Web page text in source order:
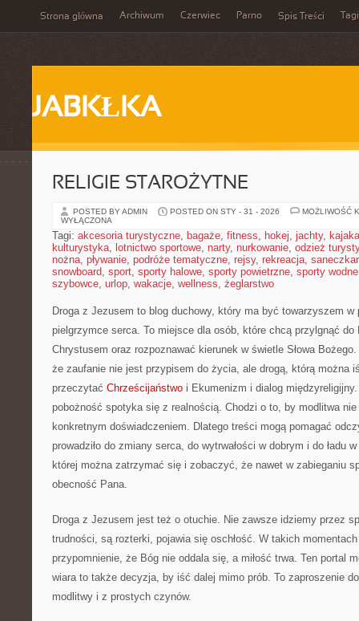
Strona główna Archiwum Czerwiec Parno Spis Treści Tagi
JABKŁKA
RELIGIE STAROŻYTNE
POSTED BY ADMIN POSTED ON STY - 31 - 2026
MOŻLIWOŚĆ
WYŁĄCZONA
Tagi: akcesoria turystyczne, bagaże, fitness, hokej, jachty,
kulturystyka, lotnictwo sportowe, narty, nurkowanie, odzież
nożna, pływanie, podróże tematyczne, rejsy, rekreacja,
snowboard, sport, sporty halowe, sporty powietrzne, sporty wodne
szybowce, urlop, wakacje, wellness, żeglarstwo
Droga z Jezusem to blog duchowy, który ma być towarzyszem
pielgrzymce serca. To miejsce dla osób, które chcą przylgnąć do
Chrystusem oraz rozpoznawać kierunek w świetle Słowa
że zaufanie nie jest przypisem do życia, ale drogą, którą można
przeczytać Chrześcijaństwo i Ekumenizm i dialog
pobożność spotyka się z realnością. Chodzi o to, by modlitwa nie
konkretnym doświadczeniem. Dlatego treści mogą pomagać
prowadziło do zmiany serca, do wytrwałości w dobrym i do ładu
której można zatrzymać się i zobaczyć, że nawet w zabieganiu
obecność Pana.
Droga z Jezusem jest też o otuchie. Nie zawsze idziemy przez
trudności, są rozterki, pojawia się oschłość. W takich
przypomnienie, że Bóg nie oddala się, a miłość trwa. Ten portal
wiara to także decyzja, by iść dalej mimo prób. To zaproszenie
modlitwy i z prostych czynów.